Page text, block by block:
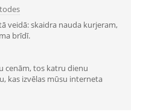
veidā: skaidra nauda kurjeram,
brīdī.
cenām, tos katru dienu
kas izvēlas mūsu interneta